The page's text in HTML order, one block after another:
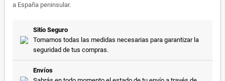
a España peninsular.
Sitio Seguro
Tomamos todas las medidas necesarias para garantizar la
seguridad de tus compras.
Envíos